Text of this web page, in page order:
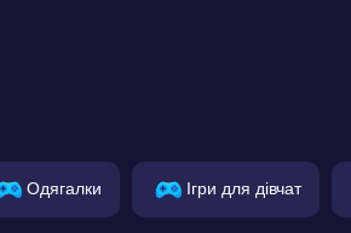
Одягалки Ігри для дівчат